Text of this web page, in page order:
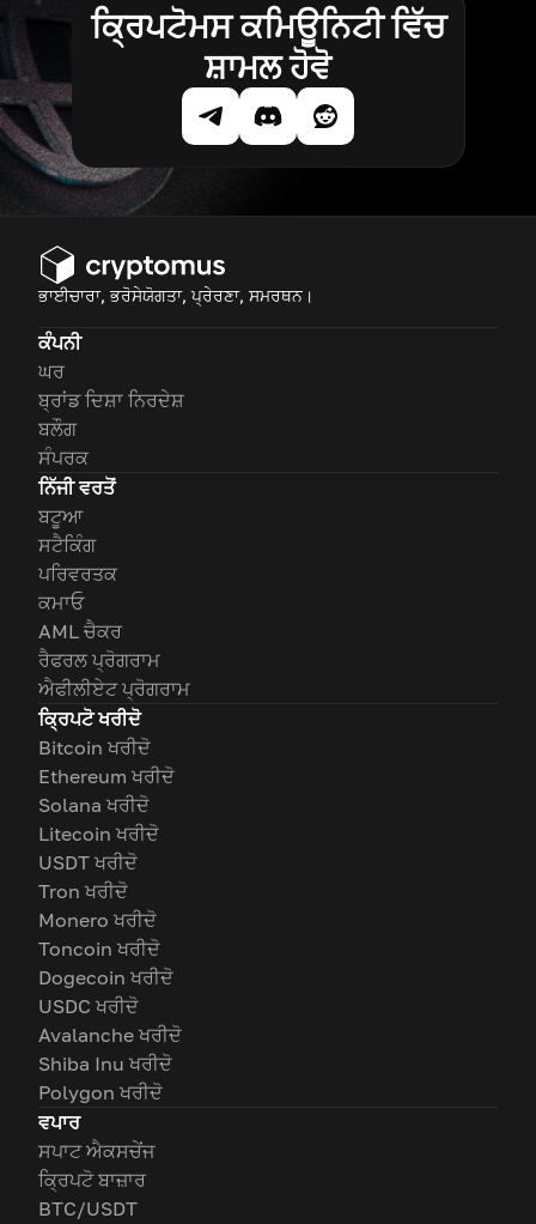
ਕ੍ਰਿਪਟੋਮਸ ਕਮਿਊਨਿਟੀ ਵਿੱਚ
ਸ਼ਾਮਲ ਹੋਵੋ
ਭਾਈਚਾਰਾ, ਭਰੋਸੇਯੋਗਤਾ, ਪ੍ਰੇਰਣਾ, ਸਮਰਥਨ।
ਕੰਪਨੀ
ਘਰ
ਬ੍ਰਾਂਡ ਦਿਸ਼ਾ ਨਿਰਦੇਸ਼
ਬਲੌਗ
ਸੰਪਰਕ
ਨਿੱਜੀ ਵਰਤੋਂ
ਬਟੂਆ
ਸਟੈਕਿੰਗ
ਪਰਿਵਰਤਕ
ਕਮਾਓ
AML ਚੈਕਰ
ਰੈਫਰਲ ਪ੍ਰੋਗਰਾਮ
ਐਫੀਲੀਏਟ ਪ੍ਰੋਗਰਾਮ
ਕ੍ਰਿਪਟੋ ਖਰੀਦੋ
Bitcoin ਖਰੀਦੋ
Ethereum ਖਰੀਦੋ
Solana ਖਰੀਦੋ
Litecoin ਖਰੀਦੋ
USDT ਖਰੀਦੋ
Tron ਖਰੀਦੋ
Monero ਖਰੀਦੋ
Toncoin ਖਰੀਦੋ
Dogecoin ਖਰੀਦੋ
USDC ਖਰੀਦੋ
Avalanche ਖਰੀਦੋ
Shiba Inu ਖਰੀਦੋ
Polygon ਖਰੀਦੋ
ਵਪਾਰ
ਸਪਾਟ ਐਕਸਚੇਂਜ
ਕ੍ਰਿਪਟੋ ਬਾਜ਼ਾਰ
BTC/USDT